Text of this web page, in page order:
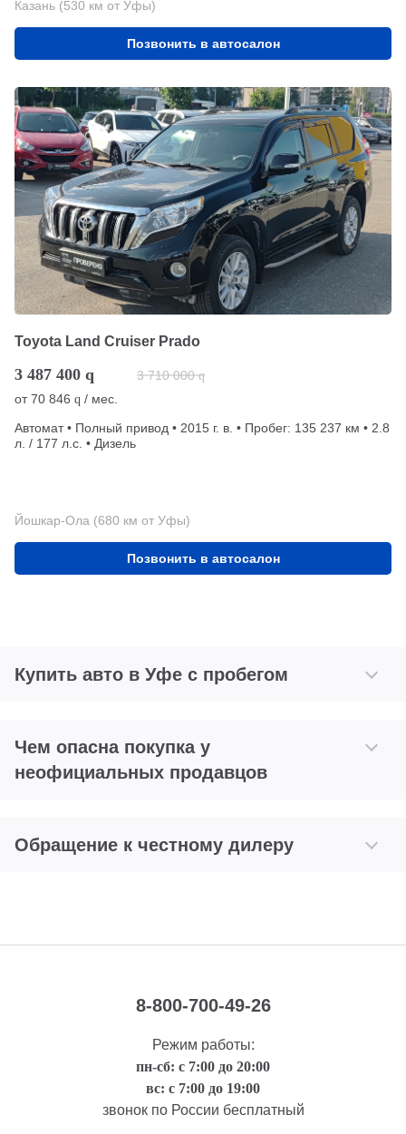
Казань (530 км от Уфы)
Позвонить в автосалон
Toyota Land Cruiser Prado
3 487 400 q 3 710 000 q
от70 846 q / мес.
Автомат • Полный привод • 2015 г. в. • Пробег: 135 237 км • 2.8
л. / 177 л.с. • Дизель
Йошкар-Ола (680 км от Уфы)
Позвонить в автосалон
Купить авто в Уфе с пробегом
Чем опасна покупка у
неофициальных продавцов
Обращение к честному дилеру
8-800-700-49-26
Режим работы:
пн-сб: с 7:00 до 20:00
вс: с 7:00 до 19:00
звонок по России бесплатный